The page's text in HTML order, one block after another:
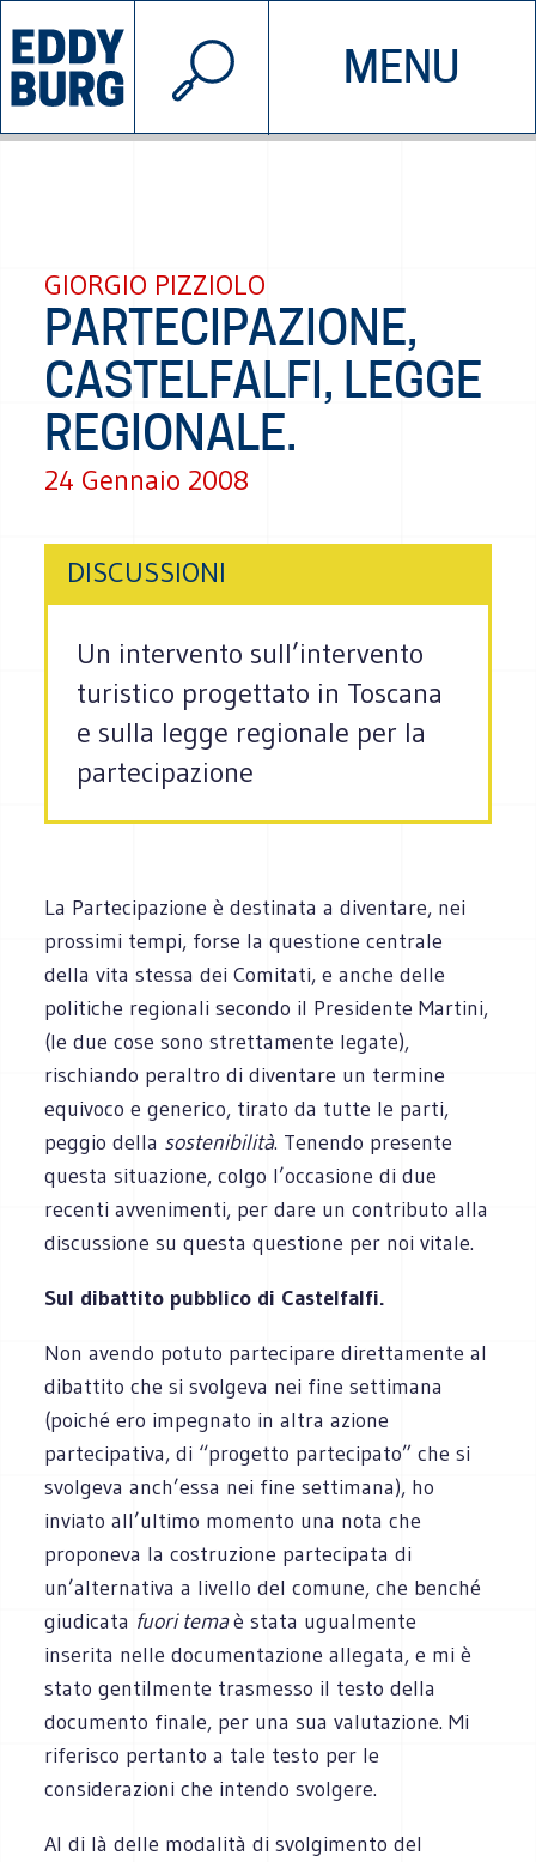
MENU
INIZIATIVE CHI SIAMO
© 2026 EDDYBURG
GIORGIO PIZZIOLO
PARTECIPAZIONE,
CASTELFALFI, LEGGE
REGIONALE.
24 Gennaio 2008
DISCUSSIONI
Un intervento sull’intervento
turistico progettato in Toscana
e sulla legge regionale per la
partecipazione
La Partecipazione è destinata a diventare, nei
prossimi tempi, forse la questione centrale
della vita stessa dei Comitati, e anche delle
politiche regionali secondo il Presidente Martini,
(le due cose sono strettamente legate),
rischiando peraltro di diventare un termine
equivoco e generico, tirato da tutte le parti,
peggio della sostenibilità. Tenendo presente
questa situazione, colgo l’occasione di due
recenti avvenimenti, per dare un contributo alla
discussione su questa questione per noi vitale.
Sul dibattito pubblico di Castelfalfi.
Non avendo potuto partecipare direttamente al
dibattito che si svolgeva nei fine settimana
(poiché ero impegnato in altra azione
partecipativa, di “progetto partecipato” che si
svolgeva anch’essa nei fine settimana), ho
inviato all’ultimo momento una nota che
proponeva la costruzione partecipata di
un’alternativa a livello del comune, che benché
giudicata fuori temaè stata ugualmente
inserita nelle documentazione allegata, e mi è
stato gentilmente trasmesso il testo della
documento finale, per una sua valutazione. Mi
riferisco pertanto a tale testo per le
considerazioni che intendo svolgere.
Al di là delle modalità di svolgimento del